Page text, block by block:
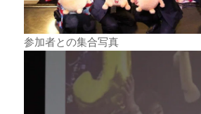
参加者との集合写真